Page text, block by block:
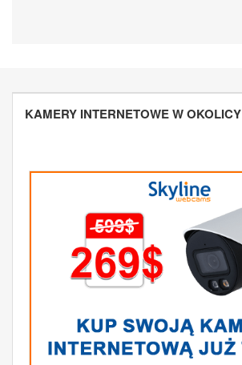
KAMERY INTERNETOWE W OKOLICY